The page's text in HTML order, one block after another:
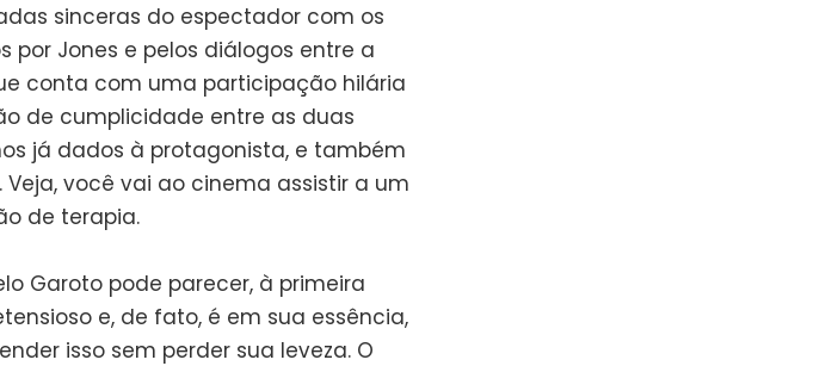
sinceras do espectador com os
por Jones e pelos diálogos entre a
conta com uma participação hilária
de cumplicidade entre as duas
já dados à protagonista, e também
Veja, você vai ao cinema assistir a um
de terapia.
Garoto pode parecer, à primeira
e, de fato, é em sua essência,
isso sem perder sua leveza. O